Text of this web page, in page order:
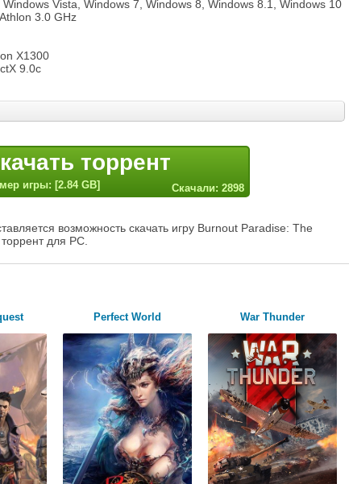
Vista, Windows 7, Windows 8, Windows 8.1, Windows 10
3.0 GHz
X1300
9.0c
торрент
игры: [2.84 GB] Скачали: 2898
возможность скачать игру Burnout Paradise: The
для PC.
Perfect World War Thunder